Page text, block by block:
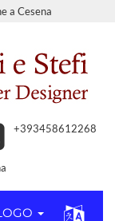
a Cesena
+393458612268